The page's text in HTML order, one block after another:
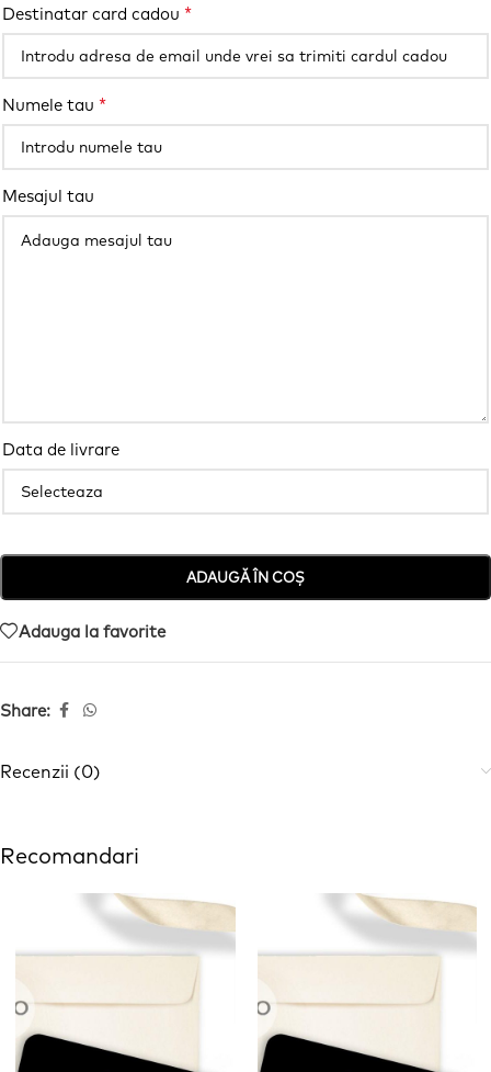
Destinatar card cadou *
Numele tau *
Mesajul tau
Data de livrare
ADAUGĂ ÎN COȘ
Adauga la favorite
Share:
Recenzii (0)
Recomandari